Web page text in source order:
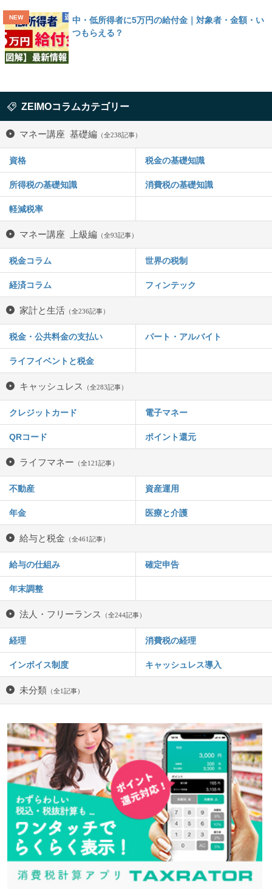
中・低所得者に5万円の給付金｜対象者・金額・い
つもらえる？
ZEIMOコラムカテゴリー
マネー講座 基礎編 （全238記事）
資格 税金の基礎知識
所得税の基礎知識 消費税の基礎知識
軽減税率
マネー講座 上級編 （全93記事）
税金コラム 世界の税制
経済コラム フィンテック
家計と生活 （全236記事）
税金・公共料金の支払い パート・アルバイト
ライフイベントと税金
キャッシュレス （全283記事）
クレジットカード 電子マネー
QRコード ポイント還元
ライフマネー （全121記事）
不動産 資産運用
年金 医療と介護
給与と税金 （全461記事）
給与の仕組み 確定申告
年末調整
法人・フリーランス （全244記事）
経理 消費税の経理
インボイス制度 キャッシュレス導入
未分類 （全1記事）